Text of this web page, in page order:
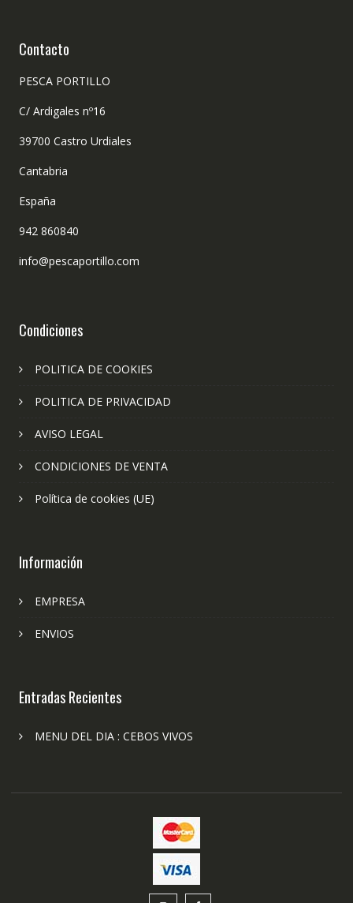
Contacto
PESCA PORTILLO
C/ Ardigales nº16
39700 Castro Urdiales
Cantabria
España
942 860840
info@pescaportillo.com
Condiciones
POLITICA DE COOKIES
POLITICA DE PRIVACIDAD
AVISO LEGAL
CONDICIONES DE VENTA
Política de cookies (UE)
Información
EMPRESA
ENVIOS
Entradas Recientes
MENU DEL DIA : CEBOS VIVOS